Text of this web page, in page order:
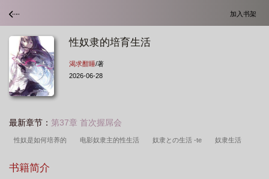
加入书架
性奴隶的培育生活
渴求酣睡/著
2026-06-28
最新章节： 第37章 首次握屌会
性奴是如何培养的 电影奴隶主的性生活 奴隶との生活 -te 奴隶生活
奴性教育
书籍简介